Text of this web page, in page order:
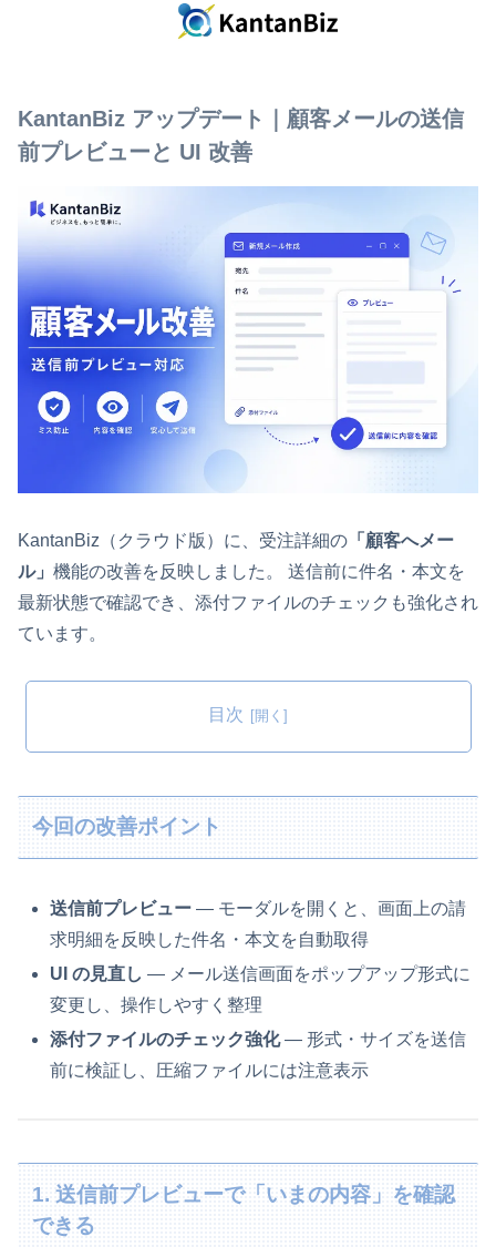
KantanBiz アップデート｜顧客メールの送信
前プレビューと UI 改善
KantanBiz（クラウド版）に、受注詳細の 「顧客へメー
ル」 機能の改善を反映しました。 送信前に件名・本文を
最新状態で確認でき、添付ファイルのチェックも強化され
ています。
目次
今回の改善ポイント
送信前プレビュー — モーダルを開くと、画面上の請
求明細を反映した件名・本文を自動取得
UI の見直し — メール送信画面をポップアップ形式に
変更し、操作しやすく整理
添付ファイルのチェック強化— 形式・サイズを送信
前に検証し、圧縮ファイルには注意表示
1. 送信前プレビューで「いまの内容」を確認
できる